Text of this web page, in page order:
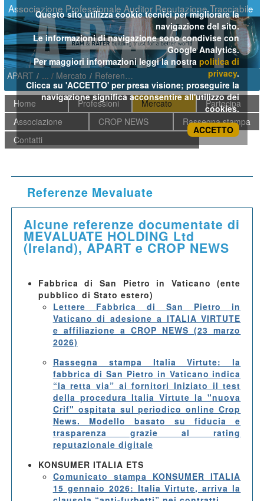
Salta al contenuto
Associazione Professionale Auditor Reputazione Tracciabile
APART / Mercato / Referenze Mevaluate
Home Professioni Mercato
Partecipa
Associazione
CROP NEWS
Rassegna stampa
Contatti
Referenze Mevaluate
Alcune referenze documentate di
MEVALUATE HOLDING Ltd
(Ireland), APART e CROP NEWS
Fabbrica di San Pietro in Vaticano (ente
pubblico di Stato estero)
Lettere Fabbrica di San Pietro in
Vaticano di adesione a ITALIA VIRTUTE
e affiliazione a CROP NEWS (23 marzo
2026)
Rassegna stampa Italia Virtute: la
fabbrica di San Pietro in Vaticano indica
“la retta via” ai fornitori Iniziato il test
della procedura Italia Virtute la "nuova
Crif" ospitata sul periodico online Crop
News. Modello basato su fiducia e
trasparenza grazie al rating
reputazionale digitale
KONSUMER ITALIA ETS
Comunicato stampa KONSUMER ITALIA
15 gennaio 2026: Italia Virtute, arriva la
Questo sito utilizza cookie tecnici per migliorare la
navigazione del sito.
Le informazioni di navigazione sono condivise con
Google Analytics.
Per maggiori informazioni leggi la nostra politica di
privacy.
Clicca su 'ACCETTO' per presa visione; proseguire la
navigazione significa acconsentire all'utilizzo dei
cookies.
ACCETTO